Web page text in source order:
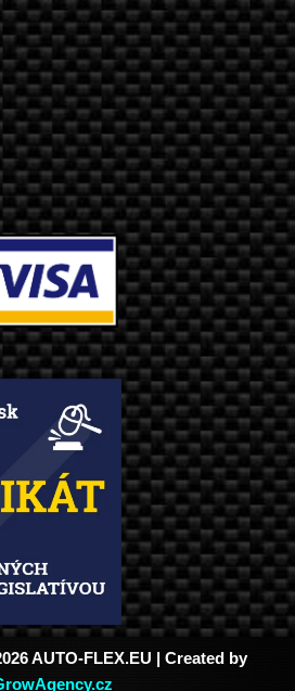
AUTO-FLEX.EU | Created by